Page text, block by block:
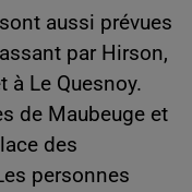
aussi prévues
par Hirson,
à Le Quesnoy.
de Maubeuge et
des
personnes